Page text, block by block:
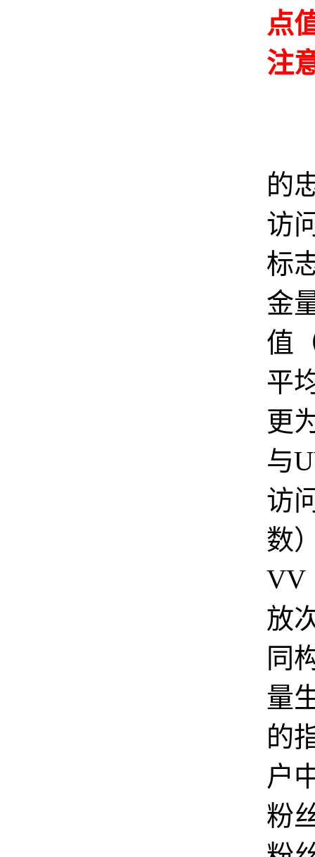
点
注
的
访
标
金
值
平
更
与
访
数
VV
放
同
量
的
户
粉